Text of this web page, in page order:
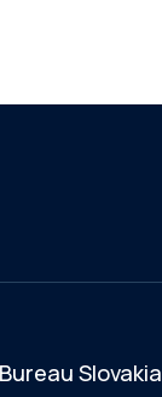
Slovakia